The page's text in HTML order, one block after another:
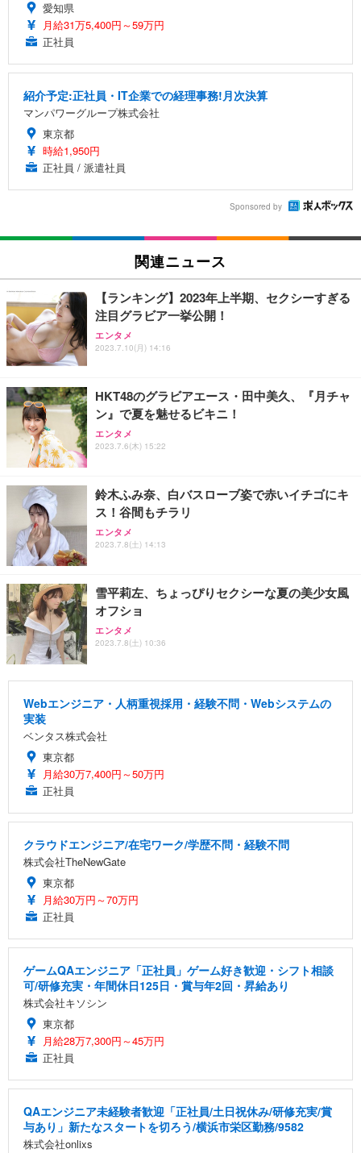
愛知県
月給31万5,400円～59万円
正社員
紹介予定:正社員・IT企業での経理事務!月次決算
マンパワーグループ株式会社
東京都
時給1,950円
正社員 / 派遣社員
Sponsored by
関連ニュース
【ランキング】2023年上半期、セクシーすぎる
注目グラビア一挙公開！
エンタメ
2023.7.10(月) 14:16
HKT48のグラビアエース・田中美久、『月チャ
ン』で夏を魅せるビキニ！
エンタメ
2023.7.6(木) 15:22
鈴木ふみ奈、白バスローブ姿で赤いイチゴにキ
ス！谷間もチラリ
エンタメ
2023.7.8(土) 14:13
雪平莉左、ちょっぴりセクシーな夏の美少女風
オフショ
エンタメ
2023.7.8(土) 10:36
Webエンジニア・人柄重視採用・経験不問・Webシステムの
実装
ベンタス株式会社
東京都
月給30万7,400円～50万円
正社員
クラウドエンジニア/在宅ワーク/学歴不問・経験不問
株式会社TheNewGate
東京都
月給30万円～70万円
正社員
ゲームQAエンジニア「正社員」ゲーム好き歓迎・シフト相談
可/研修充実・年間休日125日・賞与年2回・昇給あり
株式会社キソシン
東京都
月給28万7,300円～45万円
正社員
QAエンジニア未経験者歓迎「正社員/土日祝休み/研修充実/賞
与あり」新たなスタートを切ろう/横浜市栄区勤務/9582
株式会社onlixs